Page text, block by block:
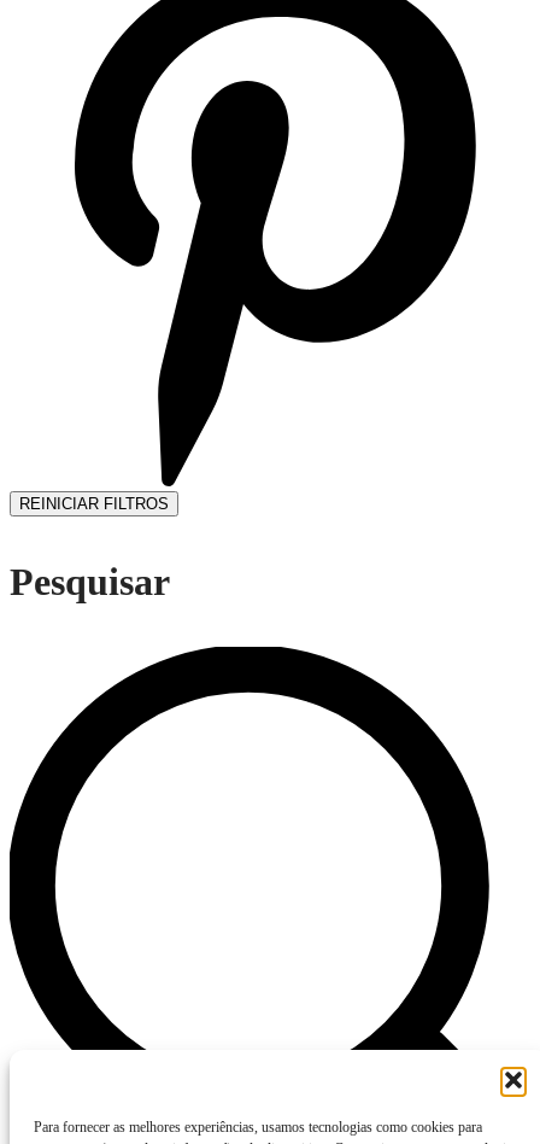
Para fornecer as melhores experiências, usamos tecnologias como cookies para
REINICIAR FILTROS
Pesquisar